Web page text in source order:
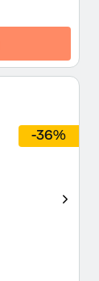
-36%